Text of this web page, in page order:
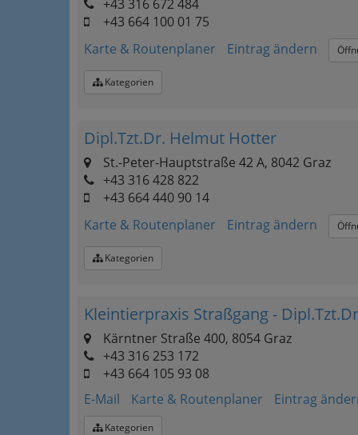
+43 316 672 484
+43 664 100 01 75
Karte & Routenplaner
Eintrag ändern
Kategorien
Dipl.Tzt.Dr. Helmut Hotter
St.-Peter-Hauptstraße 42 A, 8042 Graz
+43 316 428 822
+43 664 440 90 14
Karte & Routenplaner
Eintrag ändern
Kategorien
Kleintierpraxis Straßgang -
Kärntner Straße 400, 8054 Graz
+43 316 253 172
+43 664 105 93 08
E-Mail
Karte & Routenplaner Eintrag
Kategorien